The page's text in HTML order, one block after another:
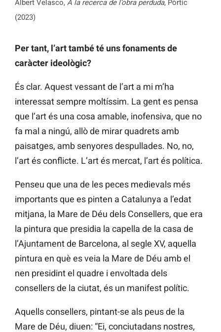
Albert Velasco, A la recerca de l’obra perduda, Pòrtic
(2023)
Per tant, l’art també té uns fonaments de
caràcter ideològic?
És clar. Aquest vessant de l’art a mi m’ha
interessat sempre moltíssim. La gent es pensa
que l’art és una cosa amable, inofensiva, que no
fa mal a ningú, allò de mirar quadrets amb
paisatges, amb senyores despullades. No, no,
l’art és conflicte. L’art és mercat, l’art és política.
Penseu que una de les peces medievals més
importants que es pinten a Catalunya a l’edat
mitjana, la Mare de Déu dels Consellers, que era
la pintura que presidia la capella de la casa de
l’Ajuntament de Barcelona, al segle XV, aquella
pintura en què es veia la Mare de Déu amb el
nen presidint el quadre i envoltada dels
consellers de la ciutat, és un manifest polític.
Aquells consellers, pintant-se als peus de la
Mare de Déu, diuen: “Ei, conciutadans nostres,